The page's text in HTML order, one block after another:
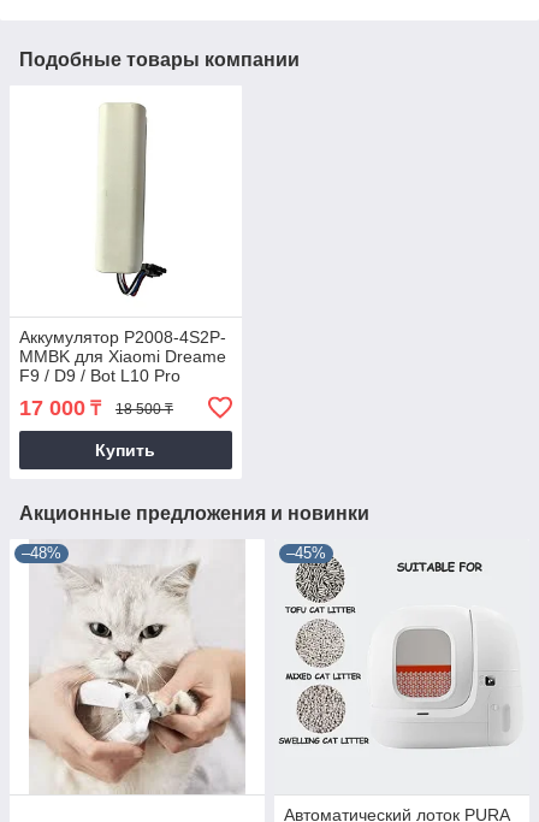
Подобные товары компании
Аккумулятор P2008-4S2P-
MMBK для Xiaomi Dreame
F9 / D9 / Bot L10 Pro
17 000 ₸ 18 500 ₸
Купить
Акционные предложения и новинки
–48% –45%
Автоматический лоток PURA